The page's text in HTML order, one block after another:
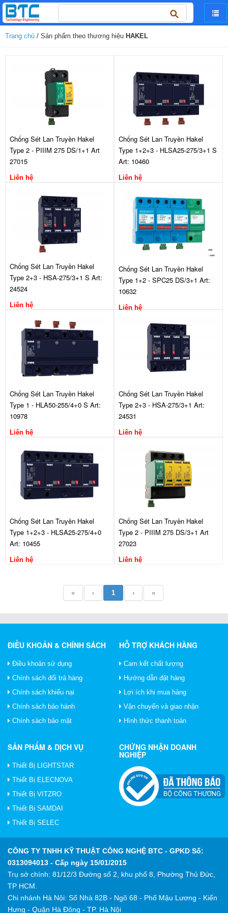
Tìm
kiếm
Trang chủ / Sản phẩm theo thương hiệu HAKEL
Chống Sét Lan Truyền Hakel
Type 2 - PIIIM 275 DS/1+1 Art
27015
Liên hệ
Chống Sét Lan Truyền Hakel
Type 1+2+3 - HLSA25-275/3+1 S
Art: 10460
Liên hệ
Chống Sét Lan Truyền Hakel
Type 2+3 - HSA-275/3+1 S Art:
24524
Liên hệ
Chống Sét Lan Truyền Hakel
Type 1+2 - SPC25 DS/3+1 Art:
10632
Liên hệ
Chống Sét Lan Truyền Hakel
Type 1 - HLA50-255/4+0 S Art:
10978
Liên hệ
Chống Sét Lan Truyền Hakel
Type 2+3 - HSA-275/3+1 Art:
24531
Liên hệ
Chống Sét Lan Truyền Hakel
Type 1+2+3 - HLSA25-275/4+0
Art: 10455
Liên hệ
Chống Sét Lan Truyền Hakel
Type 2 - PIIIM 275 DS/3+1 Art
27023
Liên hệ
« ‹ 1 › »
ĐIỀU KHOẢN & CHÍNH SÁCH
Điều khoản sử dụng
Chính sách đổi trả hàng
Chính sách khiếu nại
Chính sách bảo hành
Chính sách bảo mật
HỖ TRỢ KHÁCH HÀNG
Cam kết chất lượng
Hướng dẫn đặt hàng
Lợi ích khi mua hàng
Vận chuyển và giao nhận
Hình thức thanh toán
SẢN PHẨM & DỊCH VỤ
Thiết Bị LIGHTSTAR
Thiết Bị ELECNOVA
Thiết Bị VITZRO
Thiết Bị SAMDAI
Thiết Bị SELEC
CHỨNG NHẬN DOANH
NGHIỆP
CÔNG TY TNHH KỸ THUẬT CÔNG NGHỆ BTC - GPKD Số:
0313094013 - Cấp ngày 15/01/2015
Trụ sở chính: 81/12/3 Đường số 2, khu phố 8, Phường Thủ Đức,
TP HCM.
Chi nhánh Hà Nội: Số Nhà 82B - Ngõ 68 - Phố Mậu Lương - Kiến
Hưng - Quận Hà Đông - TP. Hà Nội